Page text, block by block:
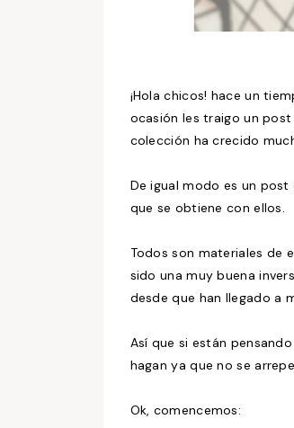
¡Hola chicos! hace un
ocasión les traigo un
colección ha crecido
De igual modo es un
que se obtiene con ellos.
Todos son materiales de
sido una muy buena
desde que han llegado a
Así que si están
hagan ya que no se
Ok, comencemos: